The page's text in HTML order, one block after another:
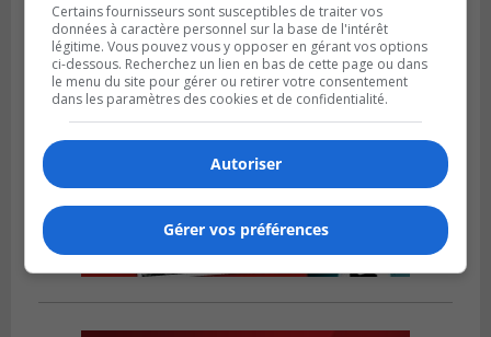
Certains fournisseurs sont susceptibles de traiter vos
données à caractère personnel sur la base de l'intérêt
légitime. Vous pouvez vous y opposer en gérant vos options
ci-dessous. Recherchez un lien en bas de cette page ou dans
le menu du site pour gérer ou retirer votre consentement
dans les paramètres des cookies et de confidentialité.
Autoriser
Gérer vos préférences